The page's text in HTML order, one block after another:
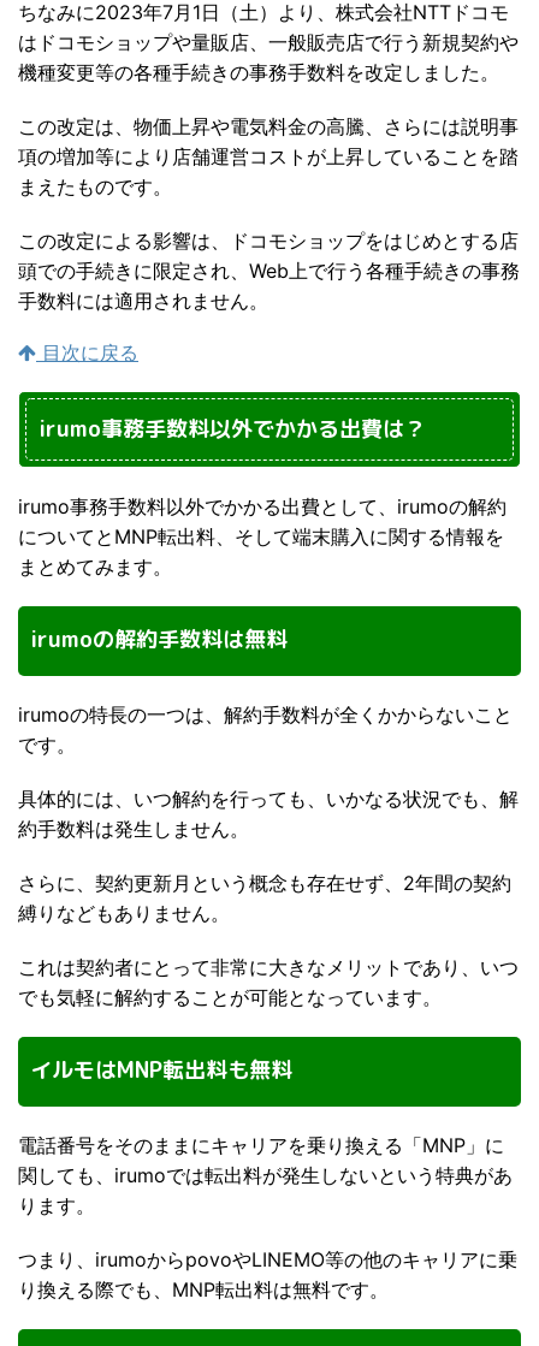
ちなみに2023年7月1日（土）より、株式会社NTTドコモ
はドコモショップや量販店、一般販売店で行う新規契約や
機種変更等の各種手続きの事務手数料を改定しました。
この改定は、物価上昇や電気料金の高騰、さらには説明事
項の増加等により店舗運営コストが上昇していることを踏
まえたものです。
この改定による影響は、ドコモショップをはじめとする店
頭での手続きに限定され、Web上で行う各種手続きの事務
手数料には適用されません。
目次に戻る
irumo事務手数料以外でかかる出費は？
irumo事務手数料以外でかかる出費として、irumoの解約
についてとMNP転出料、そして端末購入に関する情報を
まとめてみます。
irumoの解約手数料は無料
irumoの特長の一つは、解約手数料が全くかからないこと
です。
具体的には、いつ解約を行っても、いかなる状況でも、解
約手数料は発生しません。
さらに、契約更新月という概念も存在せず、2年間の契約
縛りなどもありません。
これは契約者にとって非常に大きなメリットであり、いつ
でも気軽に解約することが可能となっています。
イルモはMNP転出料も無料
電話番号をそのままにキャリアを乗り換える「MNP」に
関しても、irumoでは転出料が発生しないという特典があ
ります。
つまり、irumoからpovoやLINEMO等の他のキャリアに乗
り換える際でも、MNP転出料は無料です。